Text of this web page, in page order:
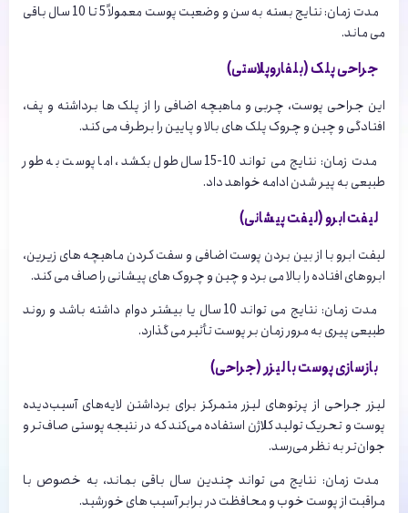
مدت زمان: نتایج بسته به سن و وضعیت پوست معمولاً 5 تا 10 سال باقی
می ماند.
جراحی پلک (بلفاروپلاستی)
این جراحی پوست، چربی و ماهیچه اضافی را از پلک ها برداشته و پف،
افتادگی و چین و چروک پلک های بالا و پایین را برطرف می کند.
مدت زمان: نتایج می تواند 10-15 سال طول بکشد، اما پوست به طور
طبیعی به پیر شدن ادامه خواهد داد.
لیفت ابرو (لیفت پیشانی)
لیفت ابرو با از بین بردن پوست اضافی و سفت کردن ماهیچه های زیرین،
ابروهای افتاده را بالا می برد و چین و چروک های پیشانی را صاف می کند.
مدت زمان: نتایج می تواند 10 سال یا بیشتر دوام داشته باشد و روند
طبیعی پیری به مرور زمان بر پوست تأثیر می گذارد.
بازسازی پوست با لیزر (جراحی)
لیزر جراحی از پرتوهای لیزر متمرکز برای برداشتن لایه‌های آسیب‌دیده
پوست و تحریک تولید کلاژن استفاده می‌کند که در نتیجه پوستی صاف‌تر و
جوان‌تر به نظر می‌رسد.
مدت زمان: نتایج می تواند چندین سال باقی بماند، به خصوص با
مراقبت از پوست خوب و محافظت در برابر آسیب های خورشید.